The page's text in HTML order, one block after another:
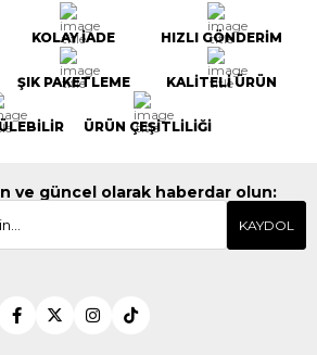
KOLAY İADE HIZLI GÖNDERİM
ŞIK PAKETLEME KALİTELİ ÜRÜN
ÜRÜN ÇEŞİTLİLİĞİ
ve güncel olarak haberdar olun:
KAYDOL